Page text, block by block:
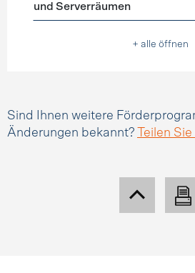
und Serverräumen
+ alle öffnen
Sind Ihnen weitere
Änderungen bekannt?
Teilen